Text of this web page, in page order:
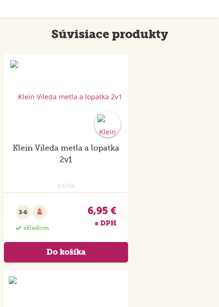
Súvisiace produkty
Klein Vileda metla a lopatka
2v1
K.6744
3-6
skladom
6,95 €
s DPH